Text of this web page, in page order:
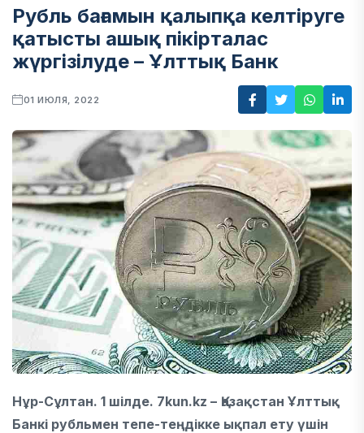
Рубль бағамын қалыпқа келтіруге
қатысты ашық пікірталас
жүргізілуде – Ұлттық Банк
01 ИЮЛЯ, 2022
Нұр-Сұлтан. 1 шілде. 7kun.kz – Қазақстан Ұлттық
Банкі рубльмен тепе-теңдікке ықпал ету үшін